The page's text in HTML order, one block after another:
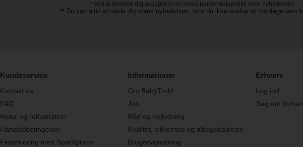
* Ved at tilmelde dig accepterer du vores persondatapolitik vedr. nyhedsbrev
** Du kan altid afmelde dig vores nyhedsbrev, hvis du ikke ønsker at modtage dem
Kundeservice
Kontakt os
FAQ
Retur og reklamation
Handelsbetingelser
Finansiering med SparXpress
Informationer
Om BabyTrold
Job
Råd og vejledning
Kvalitet, sikkerhed og tilbagekaldelse
Brugervejledning
Erhverv
Log ind
Søg om